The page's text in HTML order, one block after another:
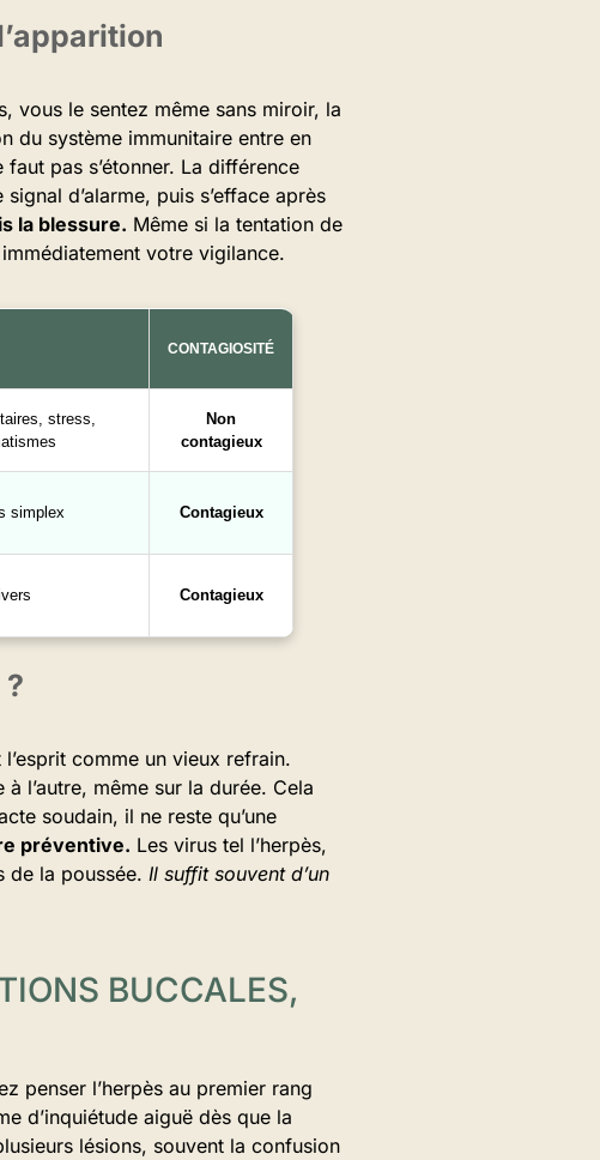
vous le sentez même sans miroir, la
du système immunitaire entre en
pas s’étonner. La différence
d’alarme, puis s’efface après
la blessure. Même si la tentation de
votre vigilance.
CONTAGIOSITÉ
stress,
Non
contagieux
simplex Contagieux
Contagieux
comme un vieux refrain.
l’autre, même sur la durée. Cela
soudain, il ne reste qu’une
préventive. Les virus tel l’herpès,
de la poussée. Il suffit souvent d’un
BUCCALES,
penser l’herpès au premier rang
d’inquiétude aiguë dès que la
lésions, souvent la confusion